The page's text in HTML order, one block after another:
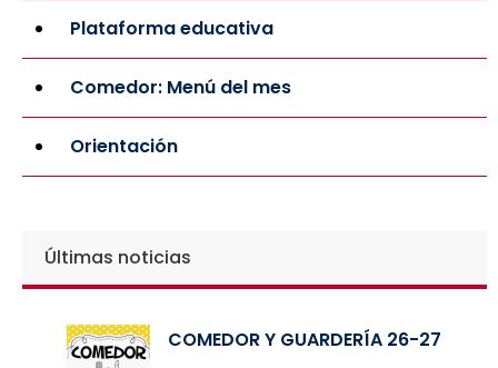
Plataforma educativa
Comedor: Menú del mes
Orientación
Últimas noticias
COMEDOR Y GUARDERÍA 26-27